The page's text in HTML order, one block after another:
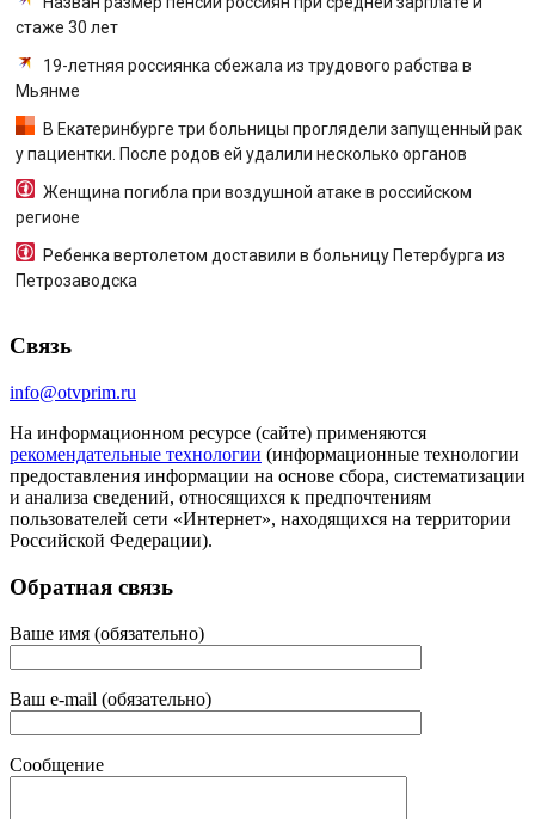
стаже 30 лет
19-летняя россиянка сбежала из трудового рабства в
Мьянме
В Екатеринбурге три больницы проглядели запущенный рак
у пациентки. После родов ей удалили несколько органов
Женщина погибла при воздушной атаке в российском
регионе
Ребенка вертолетом доставили в больницу Петербурга из
Петрозаводска
Связь
info@otvprim.ru
На информационном ресурсе (сайте) применяются
рекомендательные технологии (информационные технологии
предоставления информации на основе сбора, систематизации
и анализа сведений, относящихся к предпочтениям
пользователей сети «Интернет», находящихся на территории
Российской Федерации).
Обратная связь
Ваше имя (обязательно)
Ваш e-mail (обязательно)
Сообщение